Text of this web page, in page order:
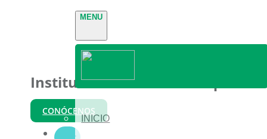
MENU
INICIO
Instituto Nacional de Parques
CONÓCENOS